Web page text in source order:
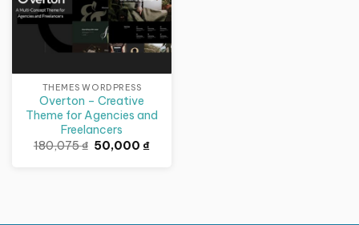
THEMES WORDPRESS
Overton – Creative
Theme for Agencies and
Freelancers
180,075₫ Giá
gốc
50,000₫Giá